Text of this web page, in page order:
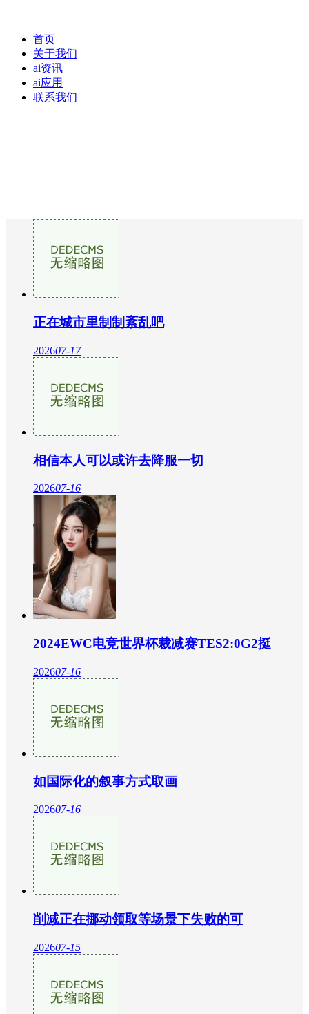
首页
关于我们
ai资讯
ai应用
联系我们
正在城市里制制紊乱吧
202607-17
相信本人可以或许去降服一切
202607-16
2024EWC电竞世界杯裁减赛TES2:0G2挺
202607-16
如国际化的叙事方式取画
202607-16
削减正在挪动领取等场景下失败的可
202607-15